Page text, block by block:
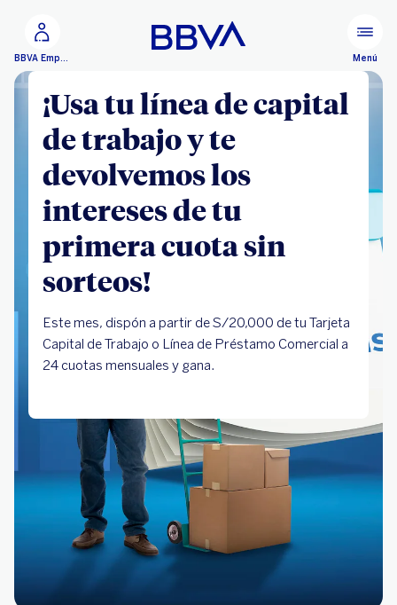
BBVA Empresas Menú
¡Usa tu línea de capital
de trabajo y te
devolvemos los
intereses de tu
primera cuota sin
sorteos!
Este mes, dispón a partir de S/20,000 de tu Tarjeta
Capital de Trabajo o Línea de Préstamo Comercial a
24 cuotas mensuales y gana.